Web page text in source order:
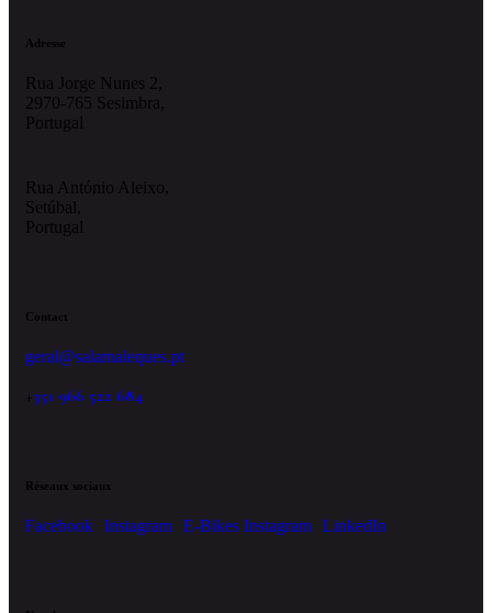
Adresse
Rua Jorge Nunes 2,
2970-765 Sesimbra,
Portugal
Rua António Aleixo,
Setúbal,
Portugal
Contact
geral@salamaleques.pt
+ 351 966 522 684
Réseaux sociaux
Facebook Instagram E-Bikes Instagram LinkedIn